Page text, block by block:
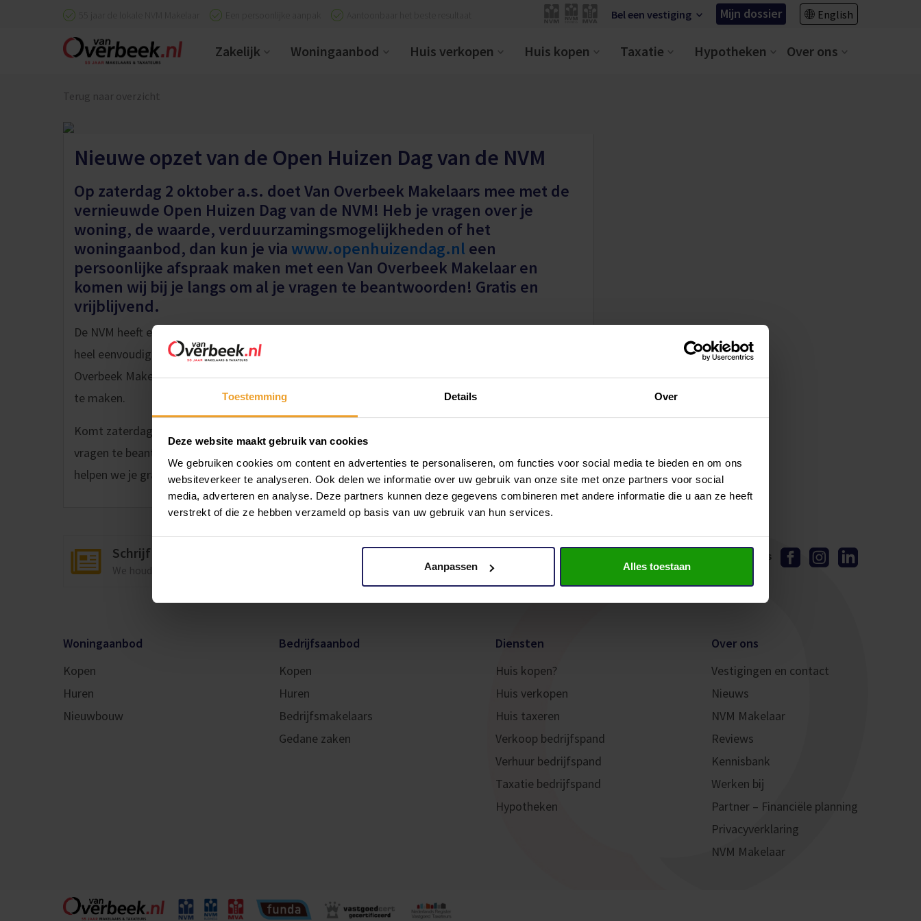
Toestemming Details Over
Deze website maakt gebruik van cookies
We gebruiken cookies om content en advertenties te personaliseren, om functies voor social media te bieden en om ons
websiteverkeer te analyseren. Ook delen we informatie over uw gebruik van onze site met onze partners voor social
media, adverteren en analyse. Deze partners kunnen deze gegevens combineren met andere informatie die u aan ze heeft
verstrekt of die ze hebben verzameld op basis van uw gebruik van hun services.
Aanpassen Alles toestaan
Bel een vestiging Mijn dossier English
Zakelijk Woningaanbod Huis verkopen Huis kopen Taxatie Hypotheken Over ons
Terug naar overzicht
Nieuwe opzet van de Open Huizen Dag van de NVM
Op zaterdag 2 oktober a.s. doet Van Overbeek Makelaars mee met de
vernieuwde Open Huizen Dag van de NVM! Heb je vragen over je
woning, de waarde, verduurzamingsmogelijkheden of het
woningaanbod, dan kun je via www.openhuizendag.nl een
persoonlijke afspraak maken met een Van Overbeek Makelaar en
komen wij bij je langs om al je vragen te beantwoorden! Gratis en
vrijblijvend.
De NVM heeft een speciale website gelanceerd
heel eenvoudig een afspraak voor Open Huizen Dag van zaterdag 2 oktober a.s. Kies voor Van
Overbeek Makelaars en geef je voorkeurstijd aan, dan bellen wij je terug om de afspraak definitief
te maken.
Komt zaterdag 2 oktober a.s. niet uit? Geen probleem. Ook op andere dagen maken wij tijd om al je
vragen te beantwoorden. Gewoon even bellen met een Van Overbeek vestiging in jouw buurt dan
helpen we je graag verder!
Schrijf je in op onze nieuwsbrief
We houden je graag op de hoogte van de laatste ontwikkelingen in de woningmarkt.
Volg ons
Woningaanbod
Kopen
Huren
Nieuwbouw
Bedrijfsaanbod
Kopen
Huren
Bedrijfsmakelaars
Gedane zaken
Diensten
Huis kopen?
Huis verkopen
Huis taxeren
Verkoop bedrijfspand
Verhuur bedrijfspand
Taxatie bedrijfspand
Hypotheken
Over ons
Vestigingen en contact
Nieuws
NVM Makelaar
Reviews
Kennisbank
Werken bij
Partner – Financiële planning
Privacyverklaring
NVM Makelaar